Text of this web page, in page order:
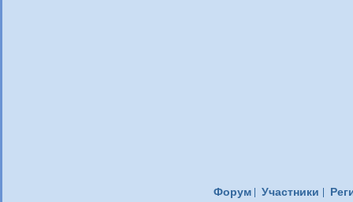
Форум Участники